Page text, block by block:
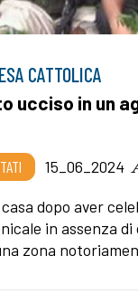
CATTOLICA
ucciso in un
15_06_2024
dopo aver
in assenza
zona